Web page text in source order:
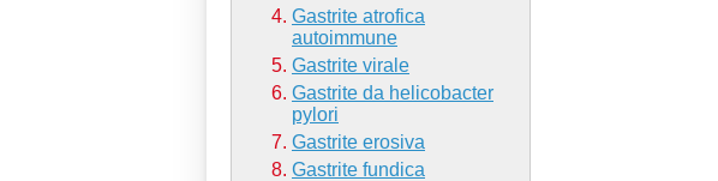
Gastrite atrofica
autoimmune
Gastrite virale
Gastrite da helicobacter
pylori
Gastrite erosiva
Gastrite fundica